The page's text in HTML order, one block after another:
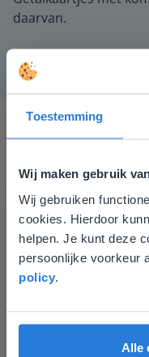
Toestemming
Wij maken gebruik
Wij gebruiken
cookies. Hierdoor
helpen. Je kunt deze
persoonlijke voorkeur
policy
Alle
daarvan.
Gynzy maakt het
aantrekkelijker voor
leerlingen.
om echt elke leerling
Zinloos tijdsverlies
werkblaadjes maken
Deze
overeen
Gezien je locatie,
liever naar de
English